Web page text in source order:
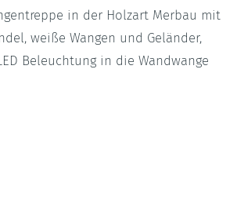
in der Holzart Merbau mit
weiße Wangen und Geländer,
Beleuchtung in die Wandwange